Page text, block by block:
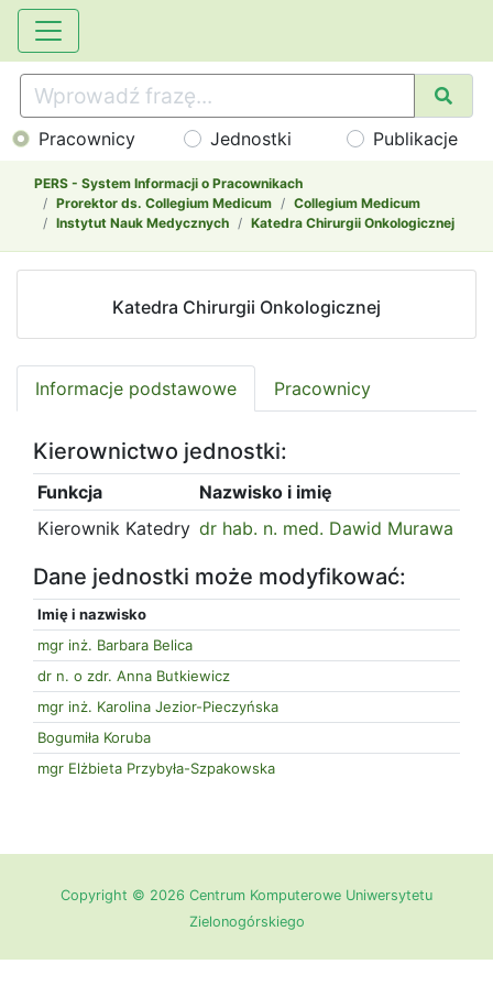
Pracownicy Jednostki Publikacje
PERS - System Informacji o Pracownikach
Prorektor ds. Collegium Medicum
Collegium Medicum
Instytut Nauk Medycznych
Katedra Chirurgii Onkologicznej
Katedra Chirurgii Onkologicznej
Informacje podstawowe Pracownicy
Kierownictwo jednostki:
Funkcja
Nazwisko i imię
Kierownik Katedry dr hab. n. med. Dawid Murawa
Dane jednostki może modyfikować:
Imię i nazwisko
mgr inż. Barbara Belica
dr n. o zdr. Anna Butkiewicz
mgr inż. Karolina Jezior-Pieczyńska
Bogumiła Koruba
mgr Elżbieta Przybyła-Szpakowska
Copyright © 2026 Centrum Komputerowe Uniwersytetu
Zielonogórskiego